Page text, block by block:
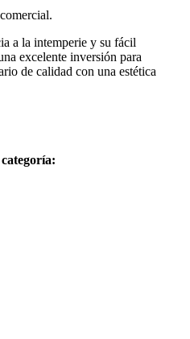
a la intemperie y su fácil
excelente inversión para
de calidad con una estética